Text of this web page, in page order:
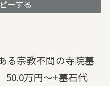
ーする
る宗教不問の寺院墓
50.0万円～+墓石代